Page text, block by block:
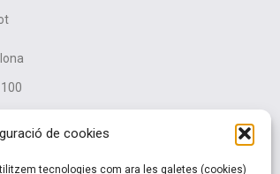
de cookies
tecnologies com ara les galetes (cookies)